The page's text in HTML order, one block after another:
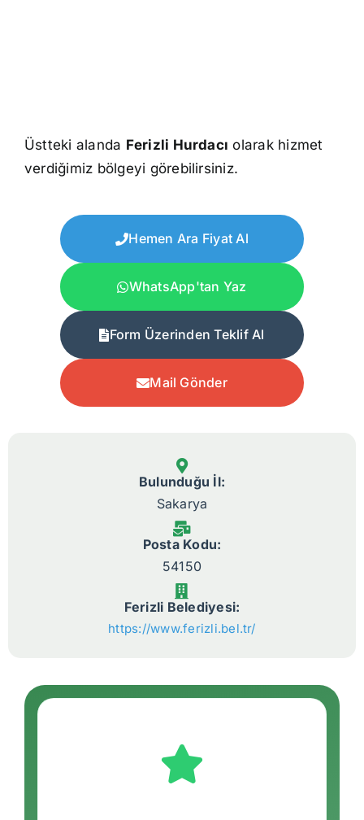
Üstteki alanda Ferizli Hurdacı olarak hizmet
verdiğimiz bölgeyi görebilirsiniz.
Hemen Ara Fiyat Al
WhatsApp'tan Yaz
Form Üzerinden Teklif Al
Mail Gönder
Bulunduğu İl:
Sakarya
Posta Kodu:
54150
Ferizli Belediyesi:
https://www.ferizli.bel.tr/